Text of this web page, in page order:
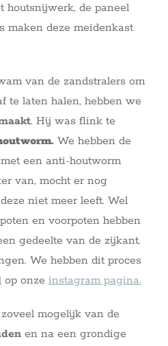
houtsnijwerk, de paneel
maken deze meidenkast
van de zandstralers om
te laten halen, hebben we
. Hij was flink te
We hebben de
een anti-houtworm
van, mocht er nog
niet meer leeft. Wel
en voorpoten hebben
gedeelte van de zijkant.
We hebben dit proces
op onze instagram pagina.
mogelijk van de
en na een grondige